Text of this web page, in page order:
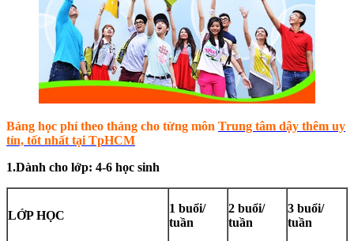
Bảng học phí theo tháng cho từng môn Trung tâm dậy thêm uy
tín, tốt nhất tại TpHCM
1.Dành cho lớp: 4-6 học sinh
LỚP HỌC
1 buổi/
tuần
2 buổi/
tuần
3 buổi/
tuần